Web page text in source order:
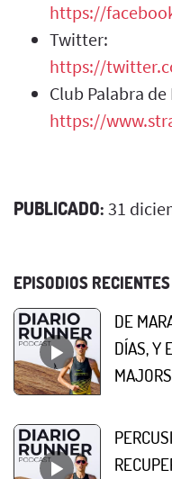
https://
Twitter:
https://
Club Palabra
https://
PUBLICADO: 31
EPISODIOS RECIENTES
DE
DÍAS, Y